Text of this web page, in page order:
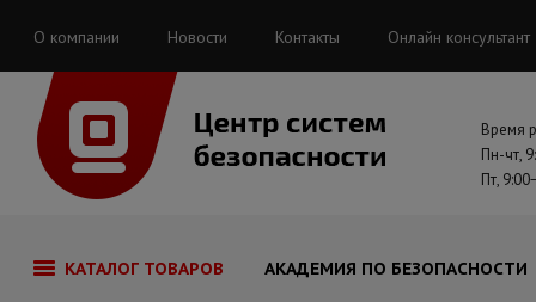
О компании Новости Контакты Онлайн консультант
Время
Пн-чт,
Пт,
КАТАЛОГ ТОВАРОВ АКАДЕМИЯ ПО БЕЗОПАСНОСТИ